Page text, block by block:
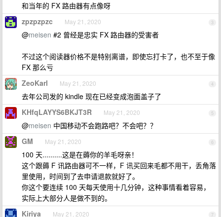
和当年的 FX 路由器有点像呀
3
zpzpzpzc May 21, 2020
@meisen #2 曾经是忠实 FX 路由器的受害者
不过这个阅读器价格不是特别离谱，即使忘打卡了，也不至于像
FX 那么亏
4
ZeoKarl May 21, 2020
去年公司发的 kindle 现在已经变成泡面盖子了
5
KHfqLAYYS6BKJT3R May 21, 2020
@meisen 中国移动不会跑路吧？不会吧？？
6
GM May 21, 2020
100 天..........这是在薅你的羊毛呀亲！
这个跟薅 F 讯路由器可不一样，F 讯买回来毛都不用干，丢角落
里使用，时间到了去申请退款就好了。
你这个要连续 100 天每天使用十几分钟，这种事情看着容易，
实际上大部分人是做不到的。
7
Kiriya May 21, 2020